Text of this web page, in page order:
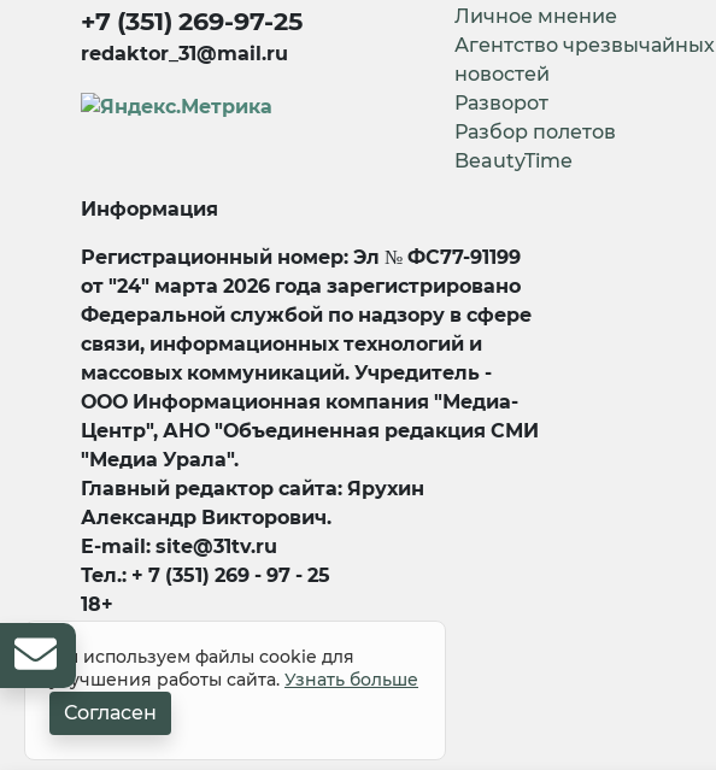
+7 (351) 269-97-25
redaktor_31@mail.ru
Личное мнение
Агентство чрезвычайных
новостей
Разворот
Разбор полетов
BeautyTime
Информация
Регистрационный номер: Эл № ФС77-91199
от "24" марта 2026 года зарегистрировано
Федеральной службой по надзору в сфере
связи, информационных технологий и
массовых коммуникаций. Учредитель -
ООО Информационная компания "Медиа-
Центр", АНО "Объединенная редакция СМИ
"Медиа Урала".
Главный редактор сайта: Ярухин
Александр Викторович.
E-mail: site@31tv.ru
Тел.: + 7 (351) 269 - 97 - 25
18+
© 2008-2026 Все права защищены
Мы используем файлы cookie для
улучшения работы сайта. Узнать больше
Согласен